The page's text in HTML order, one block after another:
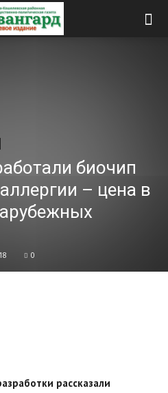
биочип
– цена в
0
рассказали